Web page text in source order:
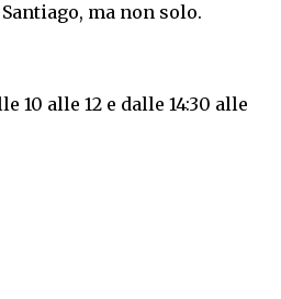
ma non solo.
10 alle 12 e dalle 14:30 alle